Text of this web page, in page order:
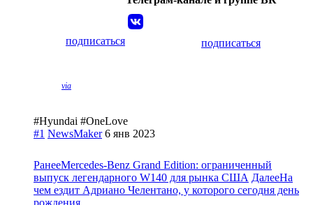
подписаться подписаться
via
#Hyundai #OneLove
#1 NewsMaker 6 янв 2023
РанееMercedes-Benz Grand Edition: ограниченный
выпуск легендарного W140 для рынка США ДалееНа
чем ездит Адриано Челентано, у которого сегодня день